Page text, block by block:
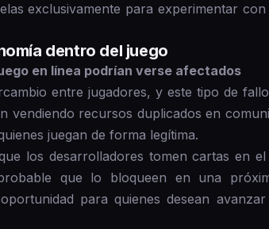
exclusivamente para experimentar
dentro del juego
en línea podrían verse afectados
entre jugadores, y este tipo de
vendiendo recursos duplicados en
juegan de forma legítima.
los desarrolladores tomen cartas en
que lo bloqueen en una
para quienes desean